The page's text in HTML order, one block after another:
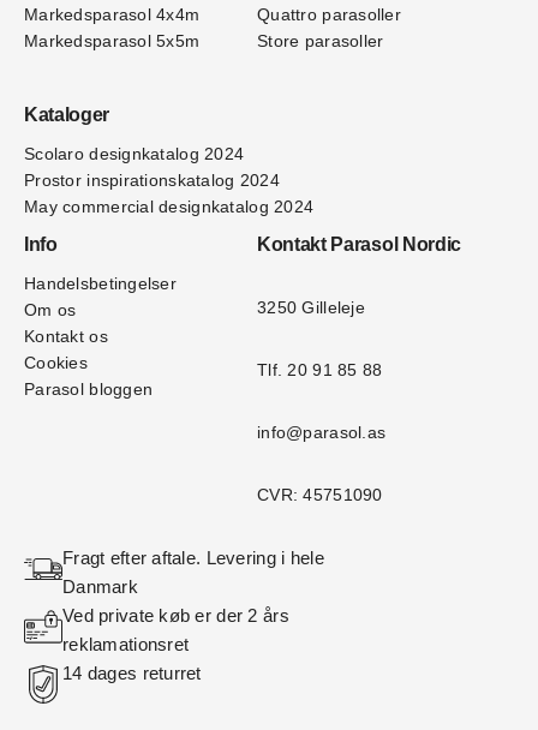
Markedsparasol 4x4m
Markedsparasol 5x5m
Quattro parasoller
Store parasoller
Kataloger
Scolaro designkatalog 2024
Prostor inspirationskatalog 2024
May commercial designkatalog 2024
Info
Handelsbetingelser
Om os
Kontakt os
Cookies
Parasol bloggen
Kontakt Parasol Nordic
3250 Gilleleje
Tlf. 20 91 85 88
info@parasol.as
CVR: 45751090
Fragt efter aftale. Levering i hele
Danmark
Ved private køb er der 2 års
reklamationsret
14 dages returret